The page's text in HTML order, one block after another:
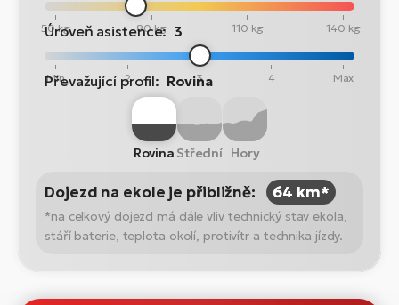
50 kg 80 kg 110 kg 140 kg
Úroveň asistence: 3
Min 2 3 4 Max
Převažující profil: Rovina
Rovina Střední Hory
Dojezd na ekole je přibližně: 64 km*
*na celkový dojezd má dále vliv technický stav ekola,
stáří baterie, teplota okolí, protivítr a technika jízdy.